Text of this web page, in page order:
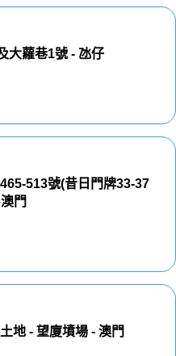
大蘿巷1號 - 氹仔
513號(昔日門牌33-37
門
地 - 望廈墳場 - 澳門